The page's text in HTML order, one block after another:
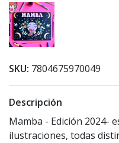
SKU: 7804675970049
Descripción
Mamba - Edición 2024-
ilustraciones, todas